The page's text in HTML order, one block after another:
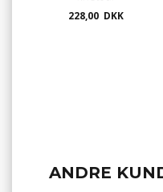
228,00 DKK
ANDRE